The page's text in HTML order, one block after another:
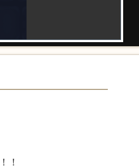
！